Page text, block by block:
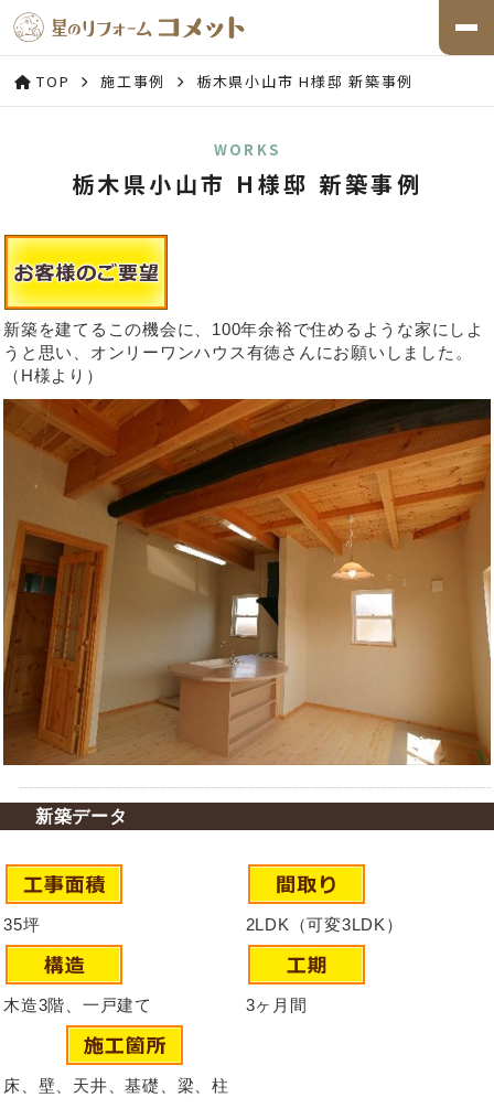
TOP 施工事例 栃木県小山市 H様邸 新築事例
WORKS
栃木県小山市 H様邸 新築事例
新築を建てるこの機会に、100年余裕で住めるような家にしよ
うと思い、オンリーワンハウス有徳さんにお願いしました。
（H様より）
新築データ
35坪
木造3階、一戸建て
2LDK（可変3LDK）
3ヶ月間
床、壁、天井、基礎、梁、柱